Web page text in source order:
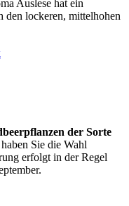
Auslese hat ein
den lockeren, mittelhohen
der Sorte
Sie die Wahl
erfolgt in der Regel